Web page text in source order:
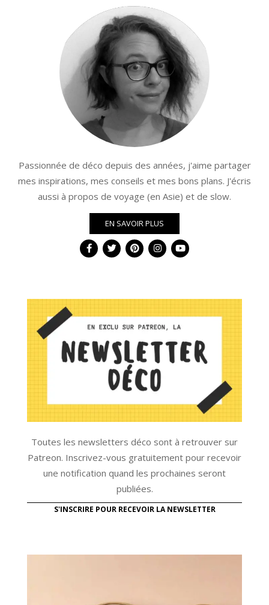
Passionnée de déco depuis des années, j'aime partager
mes inspirations, mes conseils et mes bons plans. J'écris
aussi à propos de voyage (en Asie) et de slow.
EN SAVOIR PLUS
Toutes les newsletters déco sont à retrouver sur
Patreon. Inscrivez-vous gratuitement pour recevoir
une notification quand les prochaines seront
publiées.
S'INSCRIRE POUR RECEVOIR LA NEWSLETTER